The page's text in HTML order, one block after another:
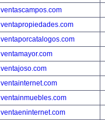
ventascampos.com
ventapropiedades.com
ventaporcatalogos.com
ventamayor.com
ventajoso.com
ventainternet.com
ventainmuebles.com
ventaeninternet.com